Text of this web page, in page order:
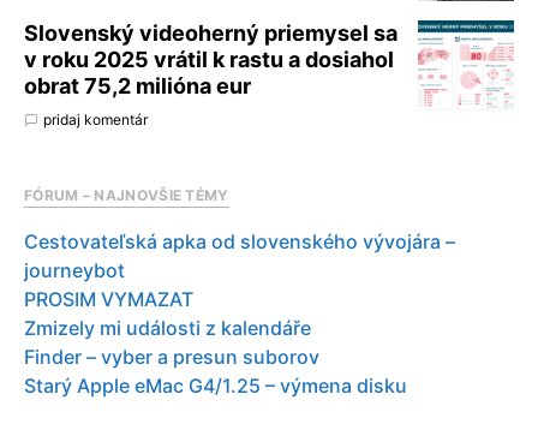
Slovenský videoherný priemysel sa
v roku 2025 vrátil k rastu a dosiahol
obrat 75,2 milióna eur
pridaj komentár
FÓRUM – NAJNOVŠIE TÉMY
Cestovateľská apka od slovenského vývojára –
journeybot
PROSIM VYMAZAT
Zmizely mi události z kalendáře
Finder – vyber a presun suborov
Starý Apple eMac G4/1.25 – výmena disku